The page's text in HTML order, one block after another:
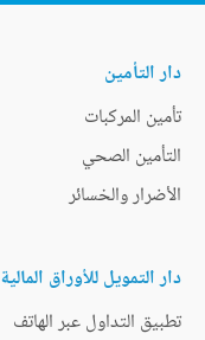
دار التأمين
تأمين المركبات
التأمين الصحي
الأضرار والخسائر
دار التمويل للأوراق المالية
تطبيق التداول عبر الهاتف